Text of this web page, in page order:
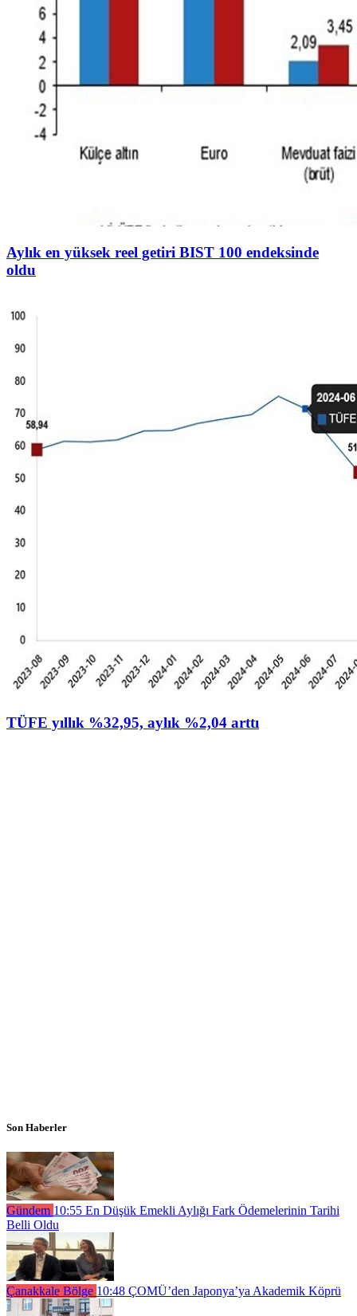
Aylık en yüksek reel getiri BIST 100 endeksinde
oldu
TÜFE yıllık %32,95, aylık %2,04 arttı
Son Haberler
Gündem 10:55 En Düşük Emekli Aylığı Fark Ödemelerinin Tarihi
Belli Oldu
Çanakkale Bölge 10:48 ÇOMÜ’den Japonya’ya Akademik Köprü